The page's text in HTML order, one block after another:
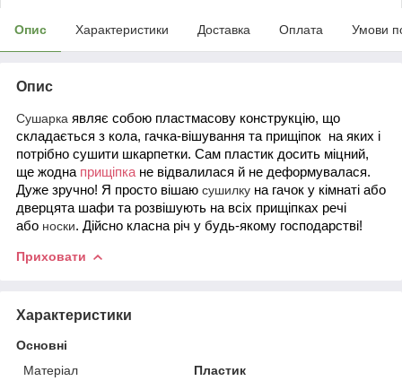
Опис Характеристики Доставка Оплата Умови
Опис
Сушарка являє собою пластмасову конструкцію, що
складається з кола, гачка-вішування та прищіпок на яких і
потрібно сушити шкарпетки. Сам пластик досить міцний,
ще жодна прищіпка не відвалилася й не деформувалася.
Дуже зручно! Я просто вішаю сушилку на гачок у кімнаті або
дверцята шафи та розвішують на всіх прищіпках речі
або носки. Дійсно класна річ у будь-якому господарстві!
Приховати
Характеристики
Основні
Матеріал
Пластик